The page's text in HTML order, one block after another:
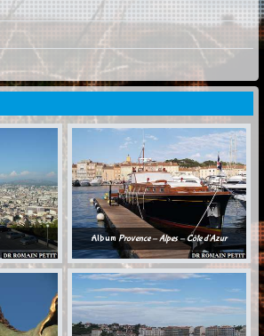
Album Provence - Alpes - Côte d'Azur